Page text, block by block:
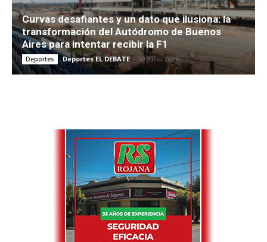
Curvas desafiantes y un dato que ilusiona: la
transformación del Autódromo de Buenos
Aires para intentar recibir la F1
Deportes Deportes EL DEBATE - 30 julio, 2026